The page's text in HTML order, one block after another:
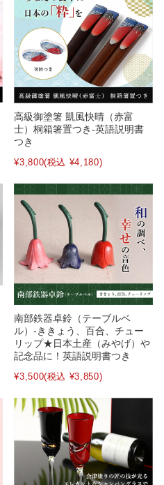
高級御塗箸 凱風快晴（赤富
士）桐箱箸置つき-英語説明書
つき
¥3,800(税込 ¥4,180)
南部鉄器卓鈴（テーブルベ
ル）-ききょう、百合、チュー
リップ★日本土産（みやげ）や
記念品に！英語説明書つき
¥3,500(税込 ¥3,850)